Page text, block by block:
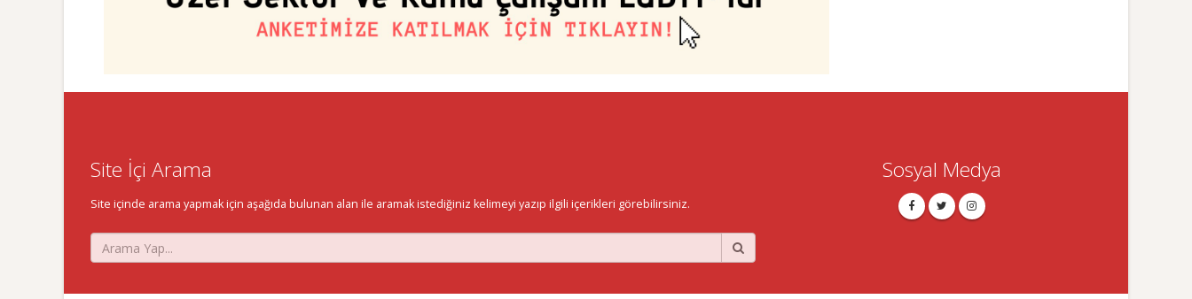
Site İçi Arama
Site içinde arama yapmak için aşağıda bulunan alan ile aramak istediğiniz kelimeyi yazıp ilgili içerikleri görebilirsiniz.
Sosyal Medya